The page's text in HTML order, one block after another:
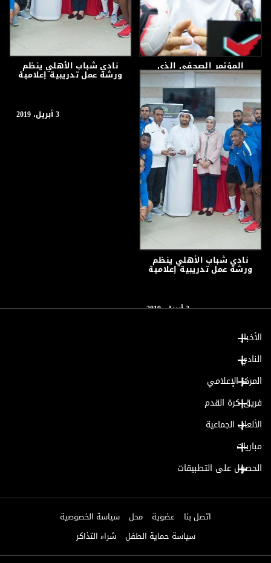
المؤتمر الصحفي الذي
يسبق المباراة بين شباب
الأهلي ودبا دبا
4 أبريل، 2019
نادي شباب الأهلي ينظم
ورشة عمل تدريبية إعلامية
للاعبين في نادي شباب
3 أبريل، 2019
نادي شباب الأهلي ينظم
ورشة عمل تدريبية إعلامية
للاعبين في نادي شباب
3 أبريل، 2019
الأخبار
النادي
المركز الإعلامي
فريق كرة القدم
الألعاب الجماعية
مباريات
الحصول على التطبيقات
اتصل بنا عضوية محل سياسة الخصوصية
سياسة حماية الطفل
شراء التذاكر